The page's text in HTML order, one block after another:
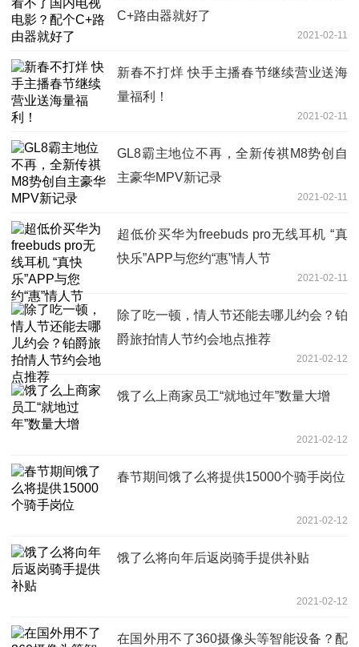
C+路由器就好了
2021-02-11
新春不打烊 快手主播春节继续营业送海
量福利！
2021-02-11
GL8霸主地位不再，全新传祺M8势创自
主豪华MPV新记录
2021-02-11
超低价买华为freebuds pro无线耳机 “真
快乐”APP与您约“惠”情人节
2021-02-11
除了吃一顿，情人节还能去哪儿约会？铂
爵旅拍情人节约会地点推荐
2021-02-12
饿了么上商家员工“就地过年”数量大增
2021-02-12
春节期间饿了么将提供15000个骑手岗位
2021-02-12
饿了么将向年后返岗骑手提供补贴
2021-02-12
在国外用不了360摄像头等智能设备？配